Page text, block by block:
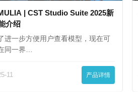
| CST Studio Suite 2025新
介绍
进一步方便用户查看模型，现在可
同一界…
11 产品详情